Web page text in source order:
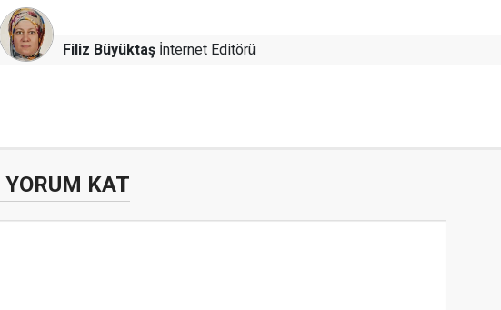
Filiz Büyüktaş İnternet Editörü
YORUM KAT